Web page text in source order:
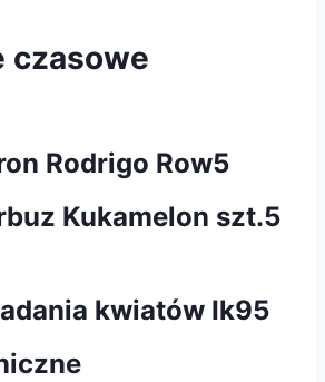
czasowe
Rodrigo Row5
Kukamelon szt.5
kwiatów Ik95